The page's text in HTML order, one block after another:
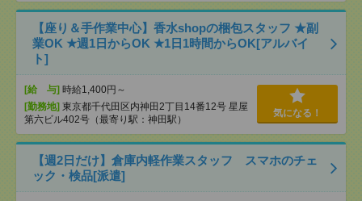
【座り＆手作業中心】香水shopの梱包スタッフ ★副
業OK ★週1日からOK ★1日1時間からOK[アルバイ
ト]
[給 与] 時給1,400円～
[勤務地] 東京都千代田区内神田2丁目14番12号 星屋
第六ビル402号（最寄り駅：神田駅）
気になる！
【週2日だけ】倉庫内軽作業スタッフ スマホのチェ
ック・検品[派遣]